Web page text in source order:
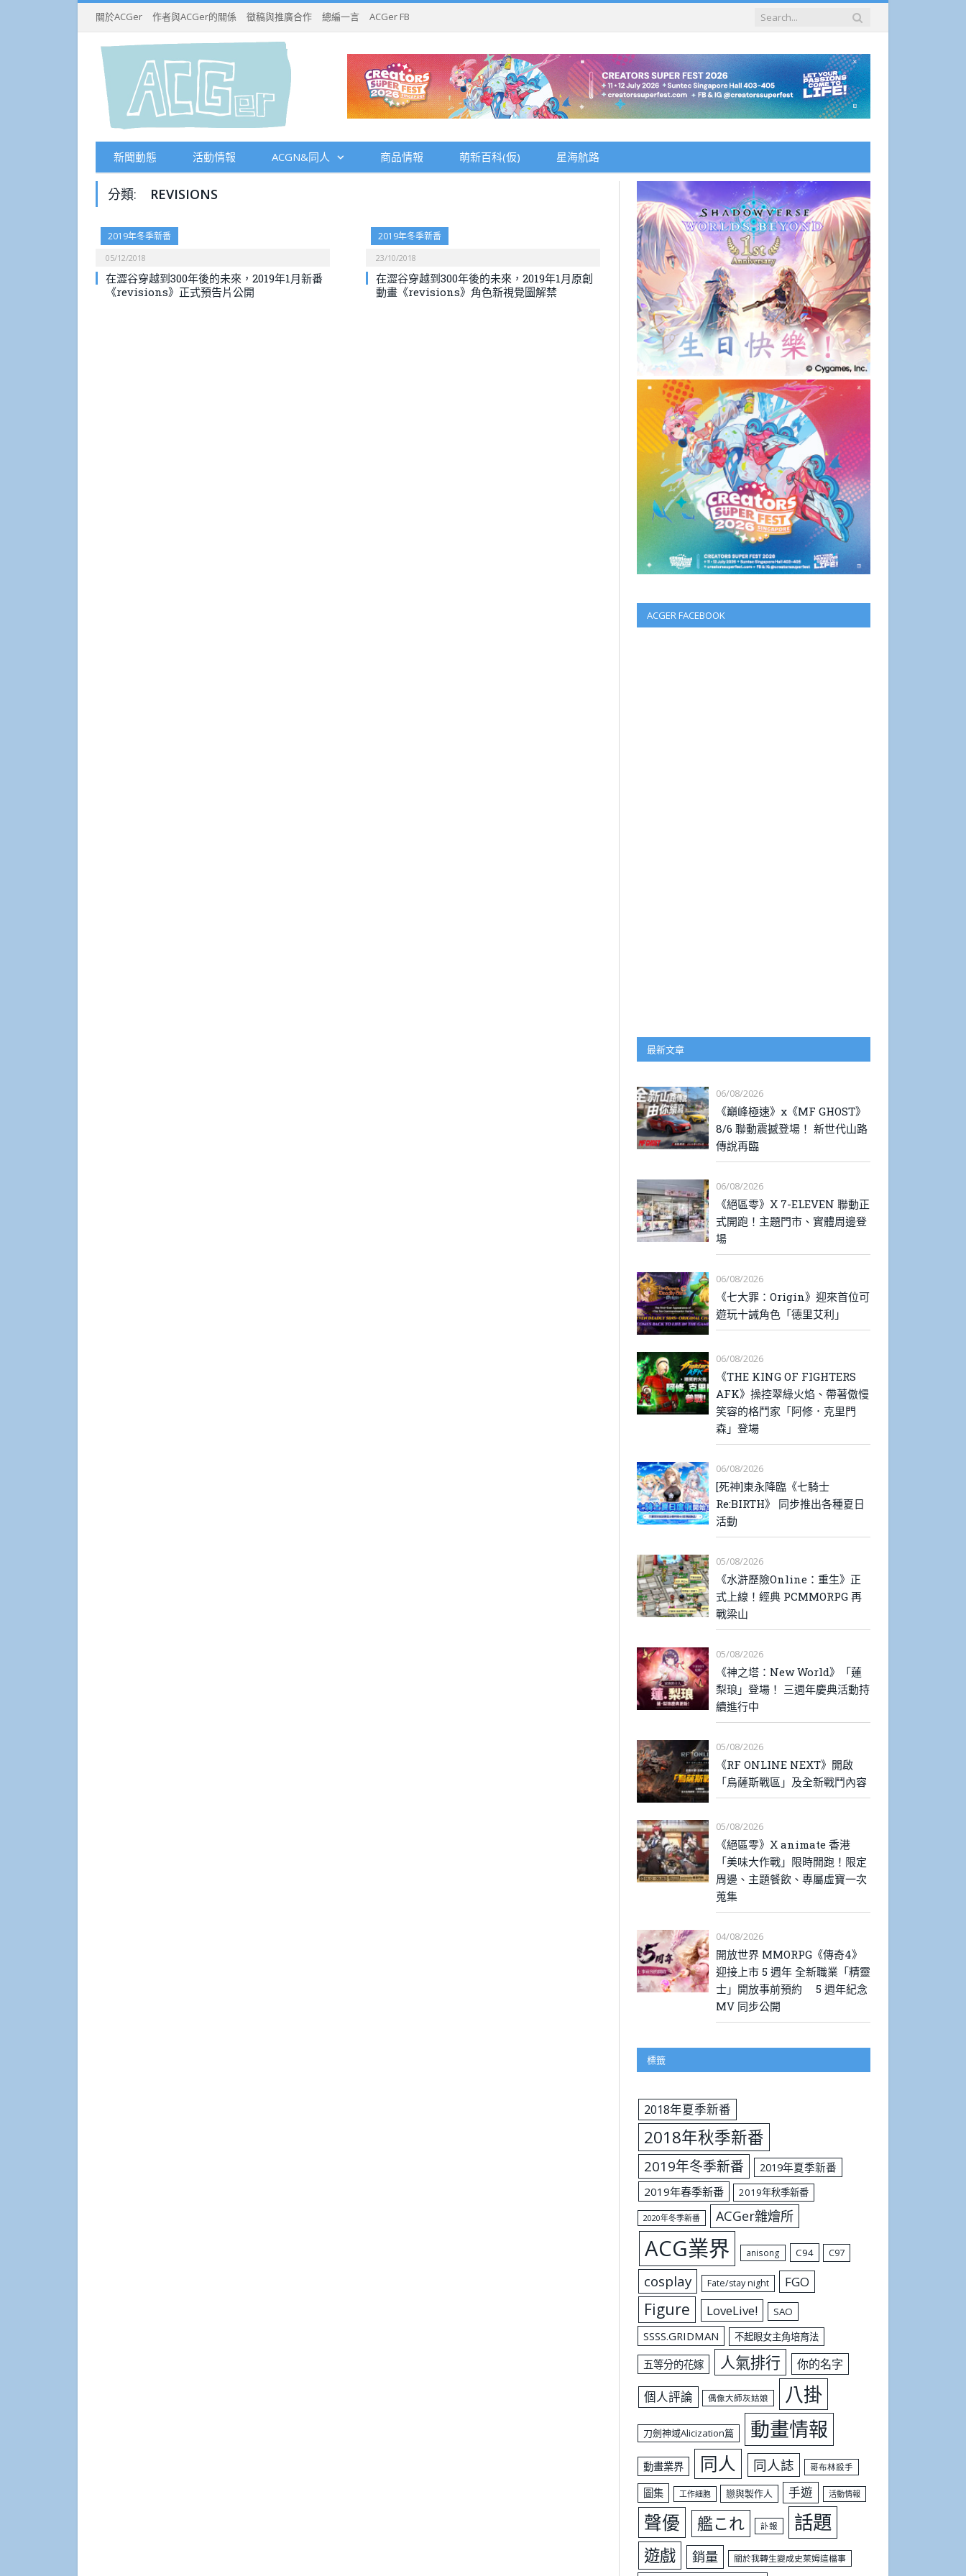
關於ACGer 作者與ACGer的關係 徵稿與推廣合作 總編一言 ACGer FB
新聞動態 活動情報 ACGN&同人 商品情報 萌新百科(仮) 星海航路
分類: REVISIONS
2019年冬季新番
05/12/2018
在澀谷穿越到300年後的未來，2019年1月新番
《revisions》正式預告片公開
2019年冬季新番
23/10/2018
在澀谷穿越到300年後的未來，2019年1月原創
動畫《revisions》角色新視覺圖解禁
ACGER FACEBOOK
最新文章
06/08/2026
《巔峰極速》x《MF GHOST》
8/6 聯動震撼登場！ 新世代山路
傳說再臨
06/08/2026
《絕區零》X 7-ELEVEN 聯動正
式開跑！主題門市、實體周邊登
場
06/08/2026
《七大罪：Origin》迎來首位可
遊玩十誡角色「德里艾利」
06/08/2026
《THE KING OF FIGHTERS
AFK》操控翠綠火焰、帶著傲慢
笑容的格鬥家「阿修．克里門
森」登場
06/08/2026
[死神]東永降臨《七騎士
Re:BIRTH》 同步推出各種夏日
活動
05/08/2026
《水滸歷險Online：重生》正
式上線！經典 PCMMORPG 再
戰梁山
05/08/2026
《神之塔：New World》「蓮
梨琅」登場！ 三週年慶典活動持
續進行中
05/08/2026
《RF ONLINE NEXT》開啟
「烏薩斯戰區」及全新戰鬥內容
05/08/2026
《絕區零》X animate 香港
「美味大作戰」限時開跑！限定
周邊、主題餐飲、專屬虛寶一次
蒐集
04/08/2026
開放世界 MMORPG《傳奇4》
迎接上市 5 週年 全新職業「精靈
士」開放事前預約 5 週年紀念
MV 同步公開
標籤
2018年夏季新番
2018年秋季新番
2019年冬季新番
2019年夏季新番
2019年春季新番
2019年秋季新番
2020年冬季新番 ACGer雜燴所
ACG業界 anisong C94 C97
cosplay Fate/stay night FGO
Figure LoveLive! SAO
SSSS.GRIDMAN 不起眼女主角培育法
五等分的花嫁 人氣排行 你的名字
個人評論 偶像大師灰姑娘 八掛
刀劍神域Alicization篇 動畫情報
動畫業界 同人 同人誌 哥布林殺手
圖集 工作細胞 戀與製作人 手遊 活動情報
聲優 艦これ 訃報 話題
遊戲 銷量 關於我轉生變成史萊姆這檔事